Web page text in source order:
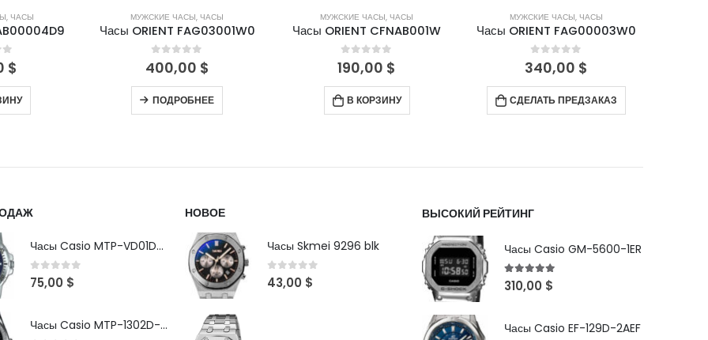
, ЧАСЫ
5
$
МУЖСКИЕ ЧАСЫ, ЧАСЫ
Часы ORIENT FAG03001W0
0out of 5
400,00 $
ПОДРОБНЕЕ
МУЖСКИЕ ЧАСЫ, ЧАСЫ
Часы ORIENT CFNAB001W
0out of 5
190,00 $
В КОРЗИНУ
МУЖСКИЕ ЧАСЫ, ЧАСЫ
Часы ORIENT FAG00003W0
0 out of 5
340,00 $
СДЕЛАТЬ ПРЕДЗАКАЗ
Часы Casio MTP-VD01D-2B
0out of 5
75,00 $
Часы Casio MTP-1302D-1A1VDF
НОВОЕ
Часы Skmei 9296 blk
0 out of 5
43,00 $
ВЫСОКИЙ РЕЙТИНГ
Часы Casio GM-5600-1ER
5out of 5
310,00 $
Часы Casio EF-129D-2AEF